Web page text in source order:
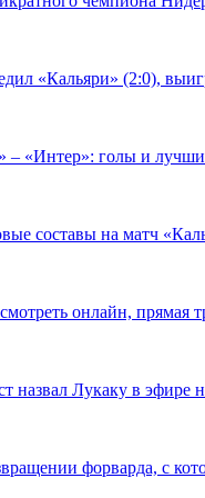
«Кальяри» (2:0),
– «Интер»: голы и
составы на матч
онлайн, прямая
назвал Лукаку в эфире
форварда, с